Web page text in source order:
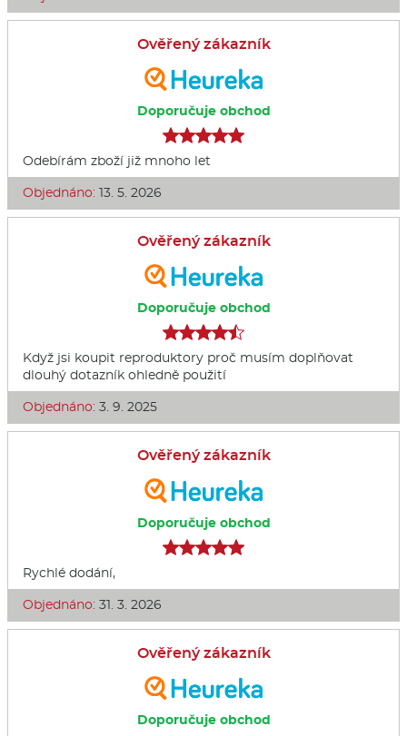
Ověřený zákazník
Doporučuje obchod
Odebírám zboží již mnoho let
Objednáno: 13. 5. 2026
Ověřený zákazník
Doporučuje obchod
Když jsi koupit reproduktory proč musím doplňovat
dlouhý dotazník ohledně použití
Objednáno: 3. 9. 2025
Ověřený zákazník
Doporučuje obchod
Rychlé dodání,
Objednáno: 31. 3. 2026
Ověřený zákazník
Doporučuje obchod